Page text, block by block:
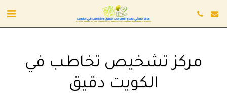
مركز تشخيص تخاطب في
الكويت دقيق